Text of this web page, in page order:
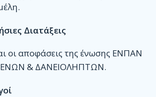
Διατάξεις
οι αποφάσεις της ένωσης ΕΝΠΑΝ
& ΔΑΝΕΙΟΛΗΠΤΩΝ.